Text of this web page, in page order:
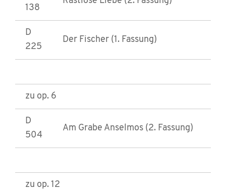
138
D
225
Der Fischer (1. Fassung)
zu op. 6
D
504
Am Grabe Anselmos (2. Fassung)
zu op. 12